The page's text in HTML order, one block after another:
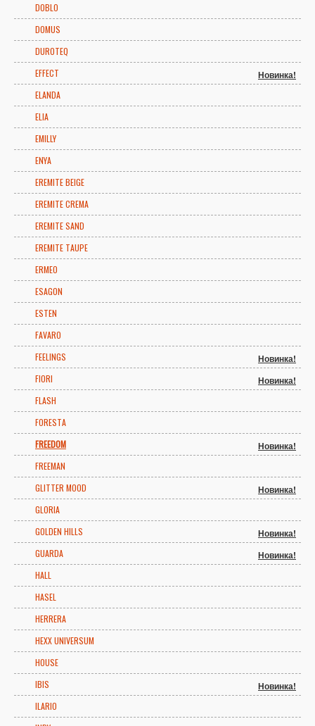
DOBLO
DOMUS
DUROTEQ
EFFECT
Новинка!
ELANDA
ELIA
EMILLY
ENYA
EREMITE BEIGE
EREMITE CREMA
EREMITE SAND
EREMITE TAUPE
ERMEO
ESAGON
ESTEN
FAVARO
FEELINGS
Новинка!
FIORI Новинка!
FLASH
FORESTA
FREEDOM
Новинка!
FREEMAN
GLITTER MOOD
Новинка!
GLORIA
GOLDEN HILLS
Новинка!
GUARDA Новинка!
HALL
HASEL
HERRERA
HEXX UNIVERSUM
HOUSE
IBIS
Новинка!
ILARIO